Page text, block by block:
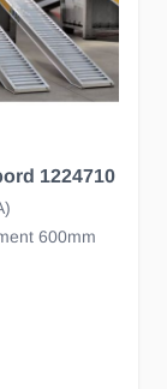
1224710
600mm